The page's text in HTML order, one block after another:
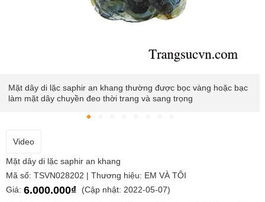
Mặt dây di lặc saphir an khang thường được bọc vàng hoặc bạc
làm mặt dây chuyền đeo thời trang và sang trọng
Video
Mặt dây di lặc saphir an khang
Mã số: TSVN028202 | Thương hiệu: EM VÀ TÔI
Giá: 6.000.000₫
(Cập nhật: 2022-05-07)